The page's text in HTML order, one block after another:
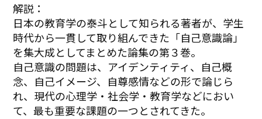
解説：
日本の教育学の泰斗として知られる著者が、学生
時代から一貫して取り組んできた「自己意識論」
を集大成としてまとめた論集の第３巻。
自己意識の問題は、アイデンティティ、自己概
念、自己イメージ、自尊感情などの形で論じら
れ、現代の心理学・社会学・教育学などにおい
て、最も重要な課題の一つとされてきた。